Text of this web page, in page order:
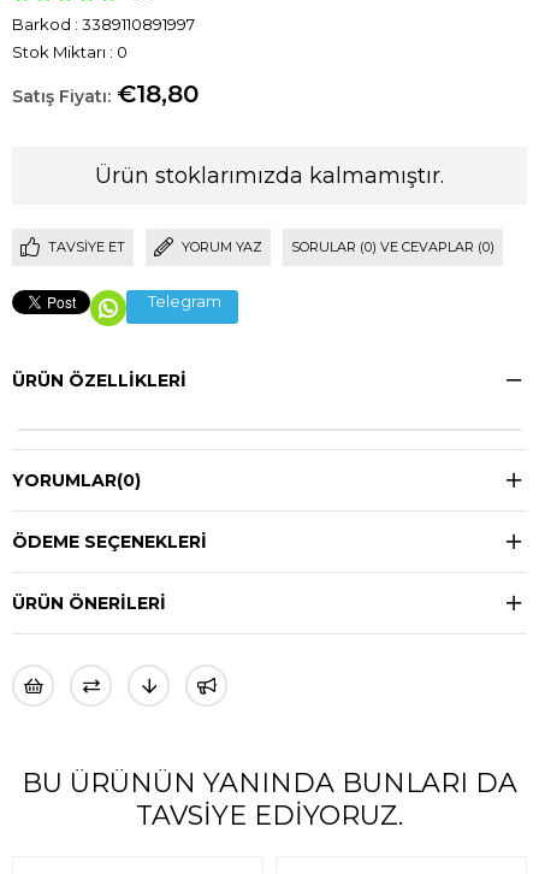
Barkod : 3389110891997
Stok Miktarı : 0
€18,80
Ürün stoklarımızda kalmamıştır.
TAVSIYE ET YORUM YAZ SORULAR (0) VE CEVAPLAR (0)
Telegram
ÜRÜN ÖZELLIKLERI
YORUMLAR(0)
ÖDEME SEÇENEKLERI
ÜRÜN ÖNERILERI
BU ÜRÜNÜN YANINDA BUNLARI DA
TAVSIYE EDIYORUZ.